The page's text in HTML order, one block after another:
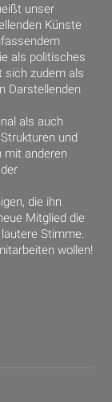
unser
Künste
als politisches
sich zudem als
Darstellenden
als auch
und
mit anderen
die ihn
Mitglied die
Stimme.
wollen!